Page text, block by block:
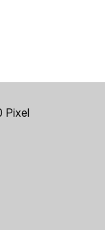
Pixel